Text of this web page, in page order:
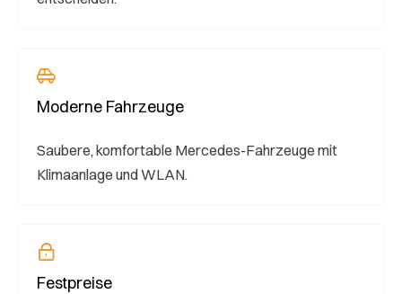
Moderne Fahrzeuge
Saubere, komfortable Mercedes-Fahrzeuge mit
Klimaanlage und WLAN.
Festpreise